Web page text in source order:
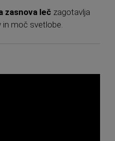
zasnova leč zagotavlja
moč svetlobe.